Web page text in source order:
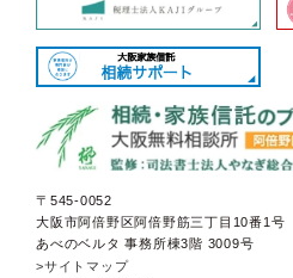
〒545-0052
大阪市阿倍野区阿倍野筋三丁目10番1号
あべのベルタ 事務所棟3階 3009号
>サイトマップ